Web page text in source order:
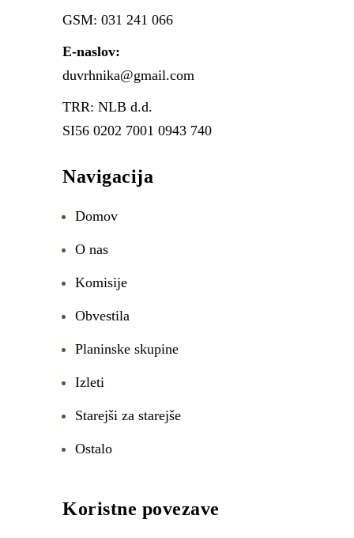
GSM: 031 241 066
E-naslov:
duvrhnika@gmail.com
TRR: NLB d.d.
SI56 0202 7001 0943 740
Navigacija
Domov
O nas
Komisije
Obvestila
Planinske skupine
Izleti
Starejši za starejše
Ostalo
Koristne povezave